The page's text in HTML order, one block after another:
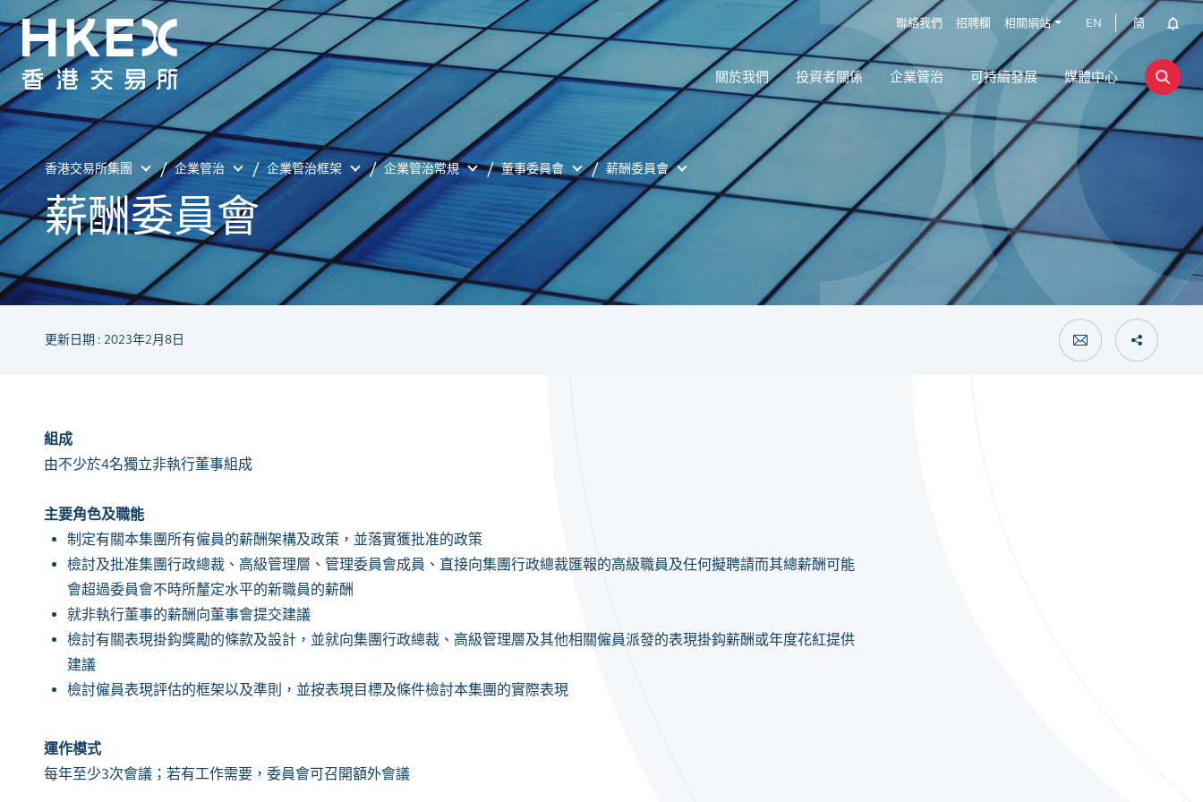
聯絡我們 招聘欄 相關網站 EN 簡
關於我們 投資者關係 企業管治 可持續發展 媒體中心
香港交易所集團 企業管治 企業管治框架 企業管治常規 董事委員會 薪酬委員會
薪酬委員會
更新日期 : 2023年2月8日
組成
由不少於4名獨立非執行董事組成
主要角色及職能
制定有關本集團所有僱員的薪酬架構及政策，並落實獲批准的政策
檢討及批准集團行政總裁、高級管理層 、管理委員會成員、直接向集團行政總裁匯報的高級職員及任何擬聘請而其總薪酬可能
會超過委員會不時所釐定水平的新職員的薪酬
就非執行董事的薪酬向董事會提交建議
檢討有關表現掛鈎獎勵的條款及設計，並就向集團行政總裁、高級管理層及其他相關僱員派發的表現掛鈎薪酬或年度花紅提供
建議
檢討僱員表現評估的框架以及準則，並按表現目標及條件檢討本集團的實際表現
運作模式
每年至少3次會議；若有工作需要，委員會可召開額外會議